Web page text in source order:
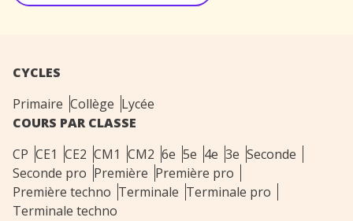
CYCLES
Primaire Collège Lycée
COURS PAR CLASSE
CP CE1 CE2 CM1 CM2 6e 5e 4e 3e Seconde
Seconde pro Première Première pro
Première techno Terminale Terminale pro
Terminale techno